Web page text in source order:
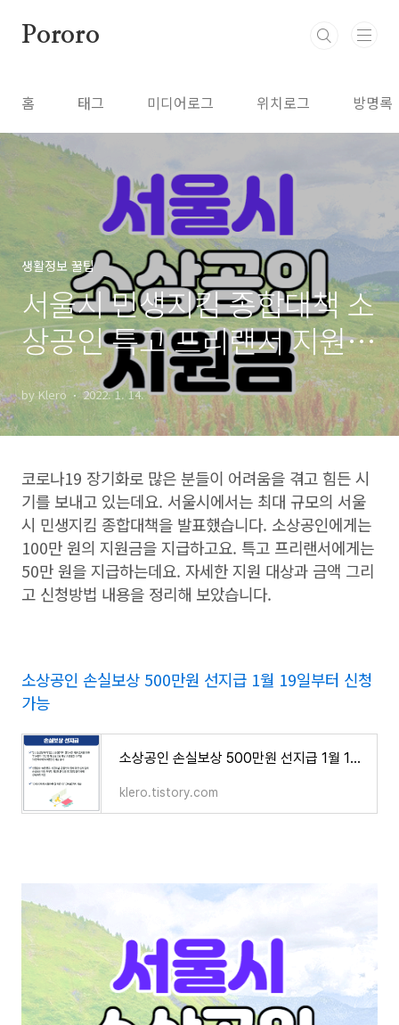
Pororo
홈 태그 미디어로그 위치로그 방명록
생활정보 꿀팁
서울시 민생지킴 종합대책 소
상공인 특고 프리랜서 지원금
지급 신청 정리
by Klero 2022. 1. 14.
코로나19 장기화로 많은 분들이 어려움을 겪고 힘든 시
기를 보내고 있는데요. 서울시에서는 최대 규모의 서울
시 민생지킴 종합대책을 발표했습니다. 소상공인에게는
100만 원의 지원금을 지급하고요. 특고 프리랜서에게는
50만 원을 지급하는데요. 자세한 지원 대상과 금액 그리
고 신청방법 내용을 정리해 보았습니다.
소상공인 손실보상 500만원 선지급 1월 19일부터 신청
가능
소상공인 손실보상 500만원 선지급 1월 19일부터 신청가능
klero.tistory.com